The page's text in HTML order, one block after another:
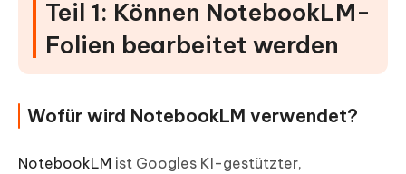
Teil 1: Können NotebookLM-
Folien bearbeitet werden
Wofür wird NotebookLM verwendet?
NotebookLM ist Googles KI-gestützter,